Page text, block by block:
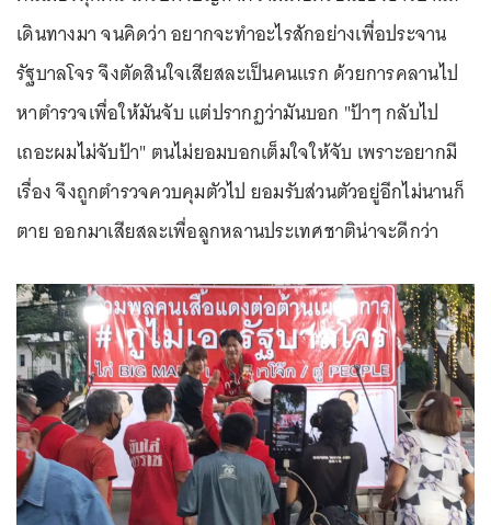
เดินทางมา จนคิดว่า อยากจะทำอะไรสักอย่างเพื่อประจาน
รัฐบาลโจร จึงตัดสินใจเสียสละเป็นคนแรก ด้วยการคลานไป
หาตำรวจเพื่อให้มันจับ แต่ปรากฏว่ามันบอก "ป้าๆ กลับไป
เถอะผมไม่จับป้า" ตนไม่ยอมบอกเต็มใจให้จับ เพราะอยากมี
เรื่อง จึงถูกตำรวจควบคุมตัวไป ยอมรับส่วนตัวอยู่อีกไม่นานก็
ตาย ออกมาเสียสละเพื่อลูกหลานประเทศชาติน่าจะดีกว่า